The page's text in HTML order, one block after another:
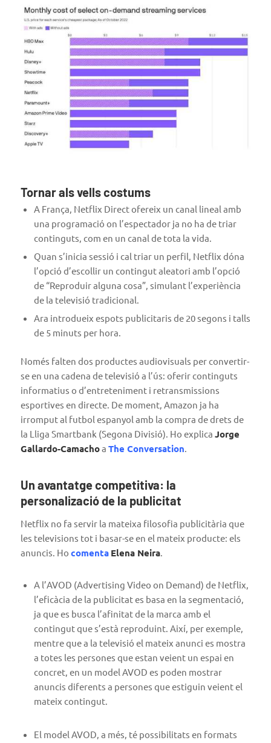
Tornar als vells costums
A França, Netflix Direct ofereix un canal lineal amb
una programació on l’espectador ja no ha de triar
continguts, com en un canal de tota la vida.
Quan s’inicia sessió i cal triar un perfil, Netflix dóna
l’opció d’escollir un contingut aleatori amb l’opció
de “Reproduir alguna cosa”, simulant l’experiència
de la televisió tradicional.
Ara introdueix espots publicitaris de 20 segons i talls
de 5 minuts per hora.
Només falten dos productes audiovisuals per convertir-
se en una cadena de televisió a l’ús: oferir continguts
informatius o d’entreteniment i retransmissions
esportives en directe. De moment, Amazon ja ha
irromput al futbol espanyol amb la compra de drets de
la Lliga Smartbank (Segona Divisió). Ho explica Jorge
Gallardo-Camachoa The Conversation.
Un avantatge competitiva: la
personalizació de la publicitat
Netflix no fa servir la mateixa filosofia publicitària que
les televisions tot i basar-se en el mateix producte: els
anuncis. Ho comenta Elena Neira.
A l’AVOD (Advertising Video on Demand) de Netflix,
l’eficàcia de la publicitat es basa en la segmentació,
ja que es busca l’afinitat de la marca amb el
contingut que s’està reproduint. Així, per exemple,
mentre que a la televisió el mateix anunci es mostra
a totes les persones que estan veient un espai en
concret, en un model AVOD es poden mostrar
anuncis diferents a persones que estiguin veient el
mateix contingut.
El model AVOD, a més, té possibilitats en formats